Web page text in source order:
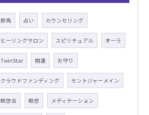
群馬 占い カウンセリング
ヒーリングサロン スピリチュアル オーラ
TwinStar 開運 お守り
クラウドファンディング セントジャーメイン
瞑想会 瞑想 メディテーション